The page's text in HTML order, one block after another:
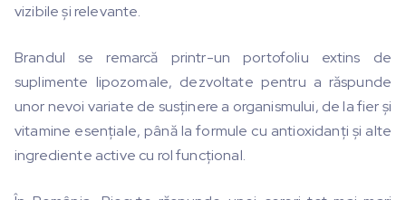
vizibile și relevante.
Brandul se remarcă printr-un portofoliu extins de
suplimente lipozomale, dezvoltate pentru a răspunde
unor nevoi variate de susținere a organismului, de la fier și
vitamine esențiale, până la formule cu antioxidanți și alte
ingrediente active cu rol funcțional.